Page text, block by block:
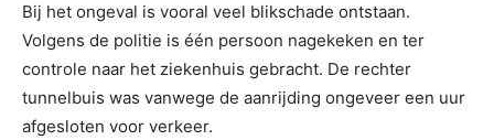
Bij het ongeval is vooral veel blikschade ontstaan.
Volgens de politie is één persoon nagekeken en ter
controle naar het ziekenhuis gebracht. De rechter
tunnelbuis was vanwege de aanrijding ongeveer een uur
afgesloten voor verkeer.